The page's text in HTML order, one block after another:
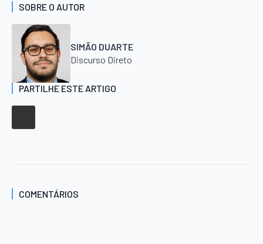
SOBRE O AUTOR
SIMÃO DUARTE
Discurso Direto
PARTILHE ESTE ARTIGO
COMENTÁRIOS